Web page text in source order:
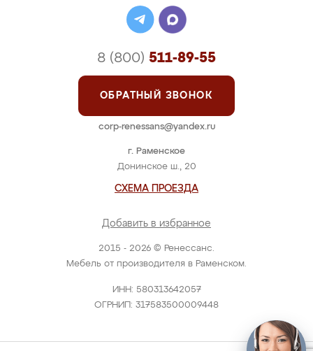
2015 - 2026 © Ренессанс.
Мебель от производителя в Раменском.
ИНН: 580313642057
ОГРНИП: 317583500009448
г. Раменское
Донинское ш., 20
СХЕМА ПРОЕЗДА
Добавить в избранное
8 (800) 511-89-55
ОБРАТНЫЙ ЗВОНОК
corp-renessans@yandex.ru